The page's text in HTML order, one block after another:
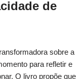
de
sobre a
para refletir e
O livro propõe que